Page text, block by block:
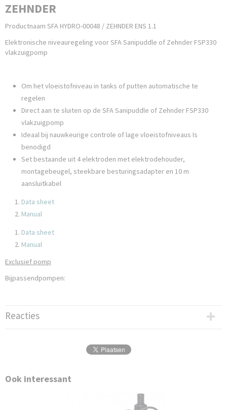
ZEHNDER
Productnaam SFA HYDRO-00048 / ZEHNDER ENS 1.1
Elektronische niveauregeling voor SFA Sanipuddle of Zehnder FSP330
vlakzuigpomp
Om het vloeistofniveau in tanks of putten automatische te
regelen
Direct aan te sluiten op de SFA Sanipuddle of Zehnder FSP330
vlakzuigpomp
Ideaal bij nauwkeurige controle of lage vloeistofniveaus Is
benodigd
Set bestaande uit 4 elektroden met elektrodehouder,
montagebeugel, steekbare besturingsadapter en 10 m
aansluitkabel
Data sheet
Manual
Data sheet
Manual
Exclusief pomp
Bijpassendpompen:
Reacties
Ook interessant